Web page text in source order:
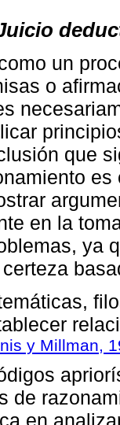
un
o
que
en la
ya
y Millman,
de
en